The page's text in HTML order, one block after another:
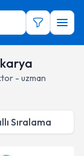
- uzman
Sıralama